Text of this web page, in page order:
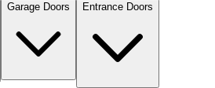
Garage Doors Entrance Doors